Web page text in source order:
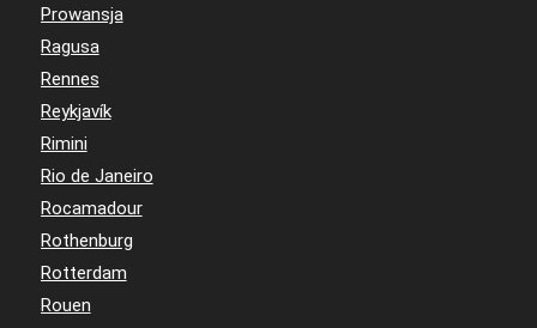
Prowansja
Ragusa
Rennes
Reykjavík
Rimini
Rio de Janeiro
Rocamadour
Rothenburg
Rotterdam
Rouen